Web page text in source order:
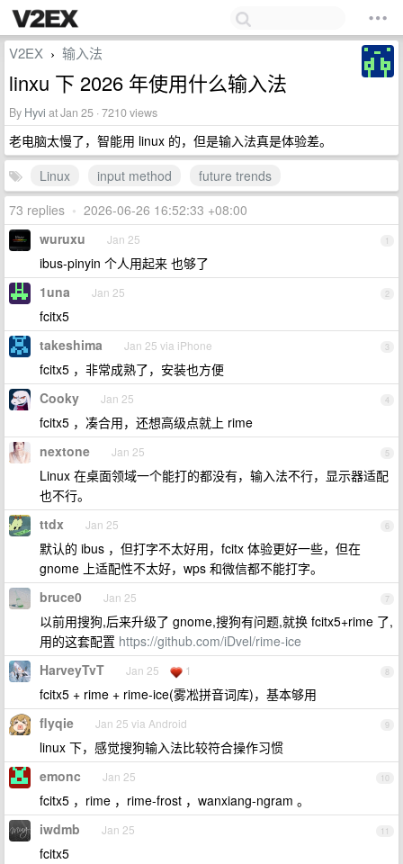
V2EX › 输入法
linxu 下 2026 年使用什么输入法
By Hyvi at Jan 25 · 7210 views
老电脑太慢了，智能用 linux 的，但是输入法真是体验差。
Linux
input method
future trends
73 replies • 2026-06-26 16:52:33 +08:00
1
wuruxu Jan 25
ibus-pinyin 个人用起来 也够了
2
1una Jan 25
fcitx5
3
takeshima Jan 25 via iPhone
fcitx5 ，非常成熟了，安装也方便
4
Cooky Jan 25
fcitx5 ，凑合用，还想高级点就上 rime
5
nextone Jan 25
Linux 在桌面领域一个能打的都没有，输入法不行，显示器适配
也不行。
6
ttdx Jan 25
默认的 ibus ，但打字不太好用，fcitx 体验更好一些，但在
gnome 上适配性不太好，wps 和微信都不能打字。
7
bruce0 Jan 25
以前用搜狗,后来升级了 gnome,搜狗有问题,就换 fcitx5+rime 了,
用的这套配置 https://github.com/iDvel/rime-ice
8
HarveyTvT Jan 25 1
fcitx5 + rime + rime-ice(雾凇拼音词库)，基本够用
9
flyqie Jan 25 via Android
linux 下，感觉搜狗输入法比较符合操作习惯
10
emonc Jan 25
fcitx5 ，rime ，rime-frost ，wanxiang-ngram 。
11
iwdmb Jan 25
fcitx5